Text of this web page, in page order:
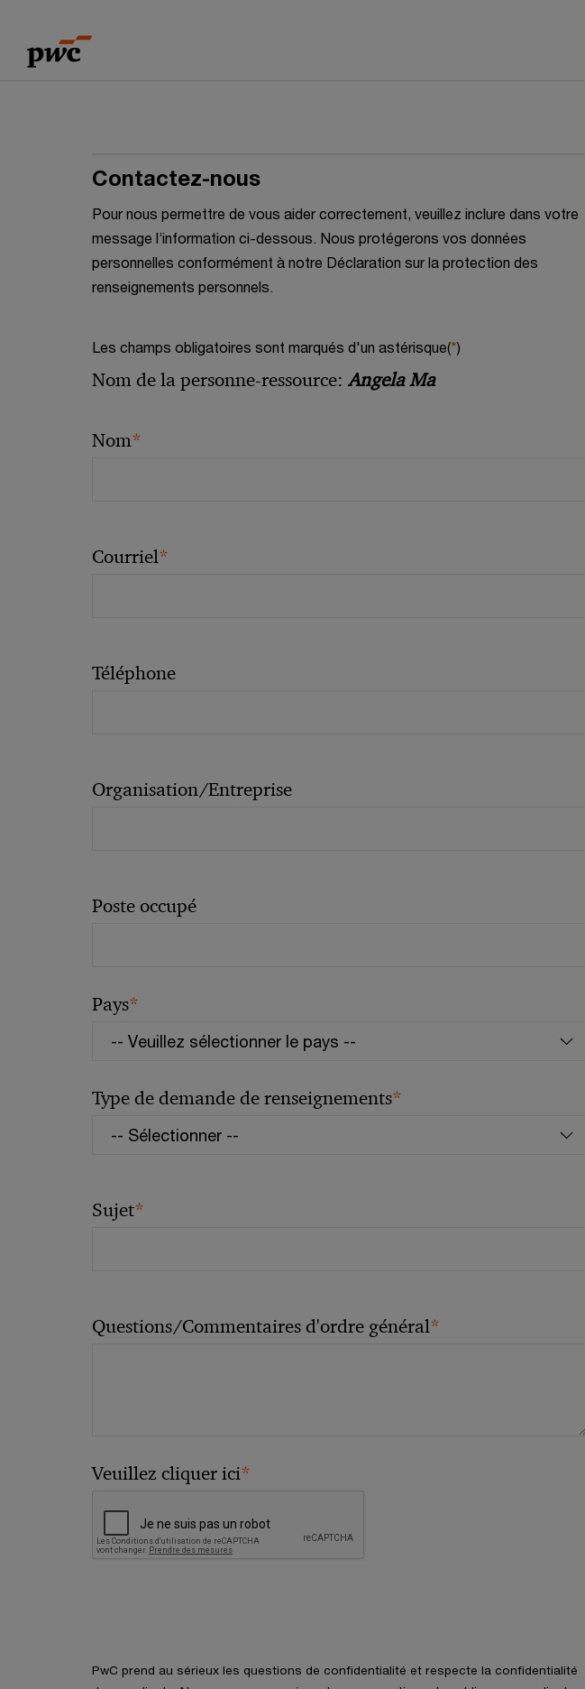
content
footer
Contactez-nous
Pour nous permettre de vous aider correctement, veuillez inclure dans votre
message l’information ci-dessous. Nous protégerons vos données
personnelles conformément à notre Déclaration sur la protection des
renseignements personnels.
Les champs obligatoires sont marqués d'un astérisque(*)
Nom de la personne-ressource: Angela Ma
Nom*
Courriel*
Téléphone
Organisation/Entreprise
Poste occupé
Pays*
Type de demande de renseignements*
Sujet*
Questions/Commentaires d'ordre général*
Veuillez cliquer ici*
PwC prend au sérieux les questions de confidentialité et respecte la confidentialité